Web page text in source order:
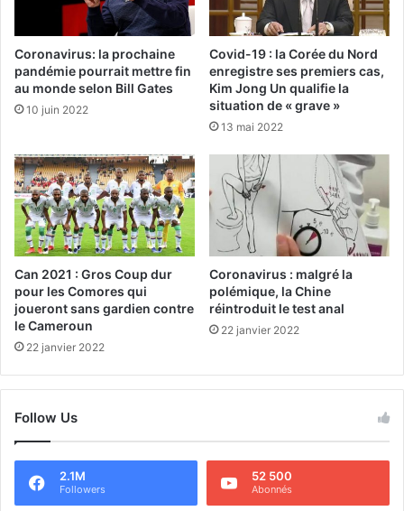
Coronavirus: la prochaine
pandémie pourrait mettre fin
au monde selon Bill Gates
10 juin 2022
Covid-19 : la Corée du Nord
enregistre ses premiers cas,
Kim Jong Un qualifie la
situation de « grave »
13 mai 2022
Can 2021 : Gros Coup dur
pour les Comores qui
joueront sans gardien contre
le Cameroun
22 janvier 2022
Coronavirus : malgré la
polémique, la Chine
réintroduit le test anal
22 janvier 2022
Follow Us
2.1M
Followers
52 500
Abonnés